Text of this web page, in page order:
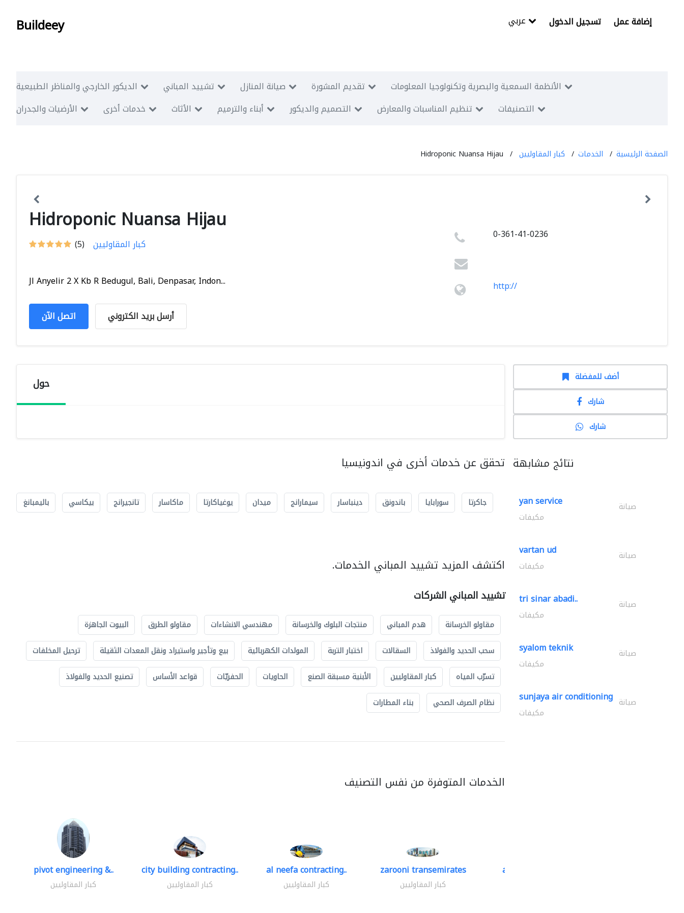
Buildeey تسجيل الدخول إضافة عمل
الديكور الخارجي والمناظر الطبيعية تشييد المباني صيانة المنازل تقديم المشورة
الأنظمة السمعية والبصرية وتكنولوجيا المعلومات
الأرضيات والجدران
خدمات أخرى الأثاث أبناء والترميم التصميم والديكور تنظيم المناسبات والمعارض التصنيفات
الصفحة الرئيسية الخدمات كبار المقاوليين Hidroponic Nuansa Hijau
Hidroponic Nuansa Hijau
(5) كبار المقاوليين
Jl Anyelir 2 X Kb R Bedugul, Bali, Denpasar, Indon...
اتصل الآن أرسل بريد الكتروني
0-361-41-0236
http://
حول
تحقق عن خدمات أخرى في اندونيسيا
جاكرتا سورابايا باندونق دينباسار سيمارانج ميدان يوغياكارتا ماكاسار تانجيرانج بيكاسي باليمبانغ
اكتشف المزيد تشييد المباني الخدمات.
تشييد المباني الشركات
مقاولو الخرسانة هدم المباني منتجات البلوك والخرسانة مهندسي الانشاءات مقاولو الطرق
البيوت الجاهزة
سحب الحديد والفولاذ
السقالات اختبار التربة المولدات الكهربائية بيع وتأجير واستيراد ونقل المعدات الثقيلة
ترحيل المخلفات
تسرّب المياه
كبار المقاوليين الأبنية مسبقة الصنع الحاويات الحفريّات قواعد الأساس
تصنيع الحديد والفولاذ
نظام الصرف الصحي
بناء المطارات
الخدمات المتوفرة من نفس التصنيف
pivot engineering &..
كبار المقاوليين
city building contracting..
كبار المقاوليين
al neefa contracting..
كبار المقاوليين
zarooni transemirates
كبار المقاوليين
accurate bldh cont..
أضف للمفضلة
شارك
شارك
نتائج مشابهة
yan service صيانة
مكيفات
vartan ud صيانة
مكيفات
tri sinar abadi.. صيانة
مكيفات
syalom teknik صيانة
مكيفات
sunjaya air conditioning صيانة
مكيفات